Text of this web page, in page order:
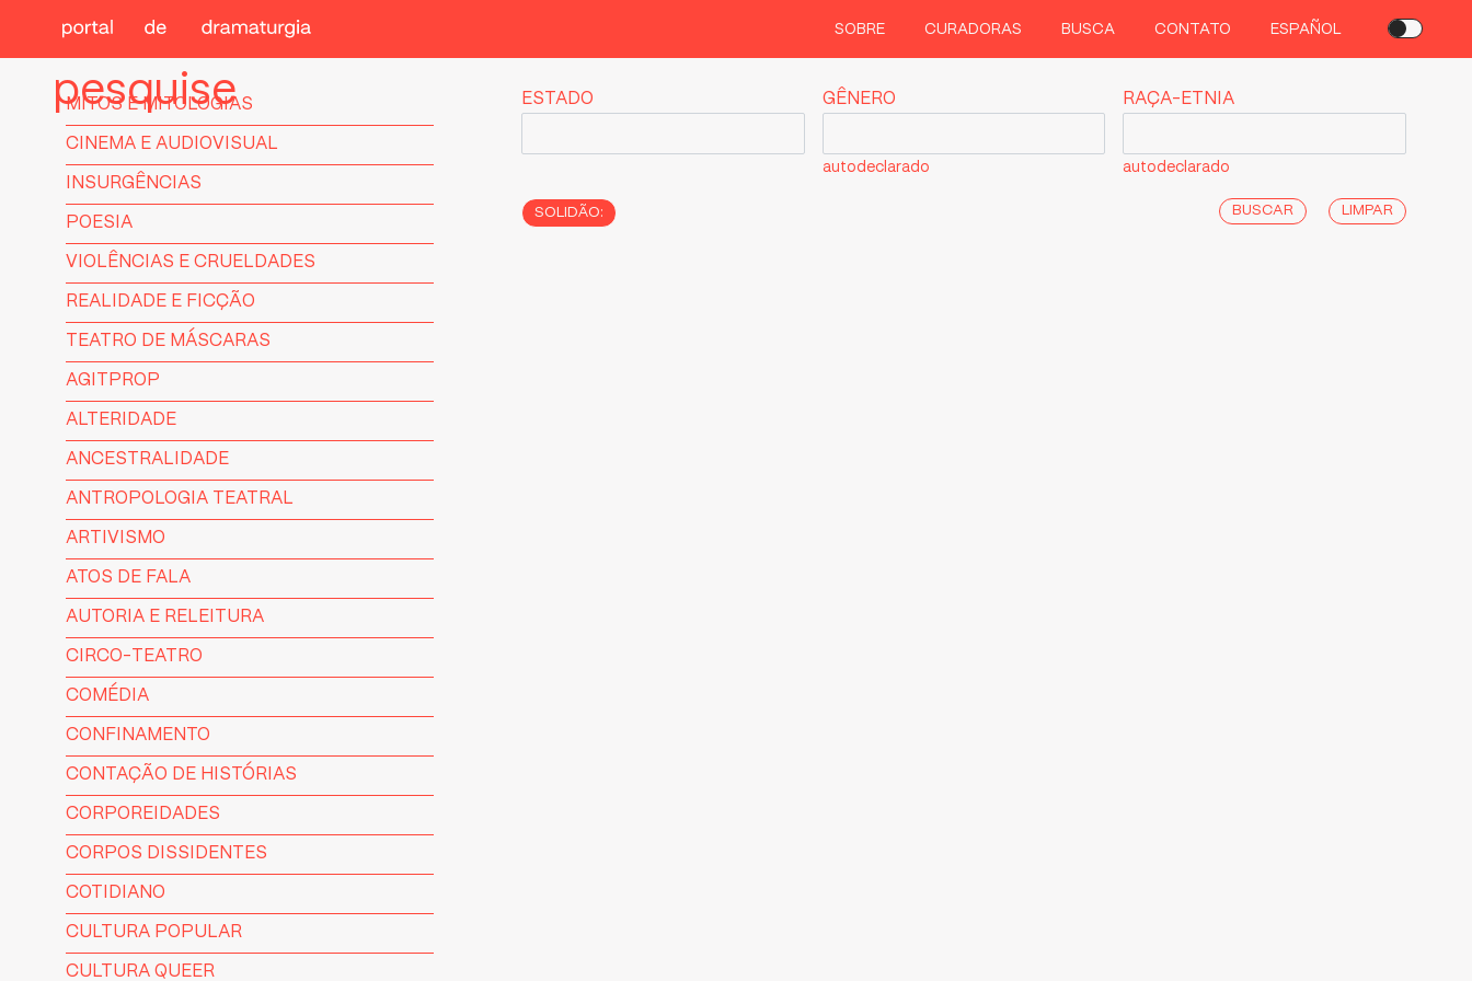
SOBRE CURADORAS BUSCA CONTATO ESPAÑOL
pesquise
MITOS E MITOLOGIAS
CINEMA E AUDIOVISUAL
INSURGÊNCIAS
POESIA
VIOLÊNCIAS E CRUELDADES
REALIDADE E FICÇÃO
TEATRO DE MÁSCARAS
AGITPROP
ALTERIDADE
ANCESTRALIDADE
ANTROPOLOGIA TEATRAL
ARTIVISMO
ATOS DE FALA
AUTORIA E RELEITURA
CIRCO-TEATRO
COMÉDIA
CONFINAMENTO
CONTAÇÃO DE HISTÓRIAS
CORPOREIDADES
CORPOS DISSIDENTES
COTIDIANO
CULTURA POPULAR
CULTURA QUEER
ESTADO GÊNERO
autodeclarado
RAÇA-ETNIA
autodeclarado
SOLIDÃO: LIMPAR